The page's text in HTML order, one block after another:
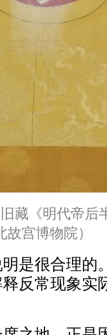
藏《明代帝后
故宫博物院）
是很合理的
反常现象实